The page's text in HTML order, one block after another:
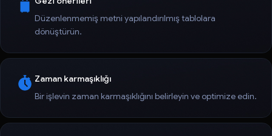
Düzenlenmemiş metni yapılandırılmış tablolara
dönüştürün.
Zaman karmaşıklığı
Bir işlevin zaman karmaşıklığını belirleyin ve optimize edin.